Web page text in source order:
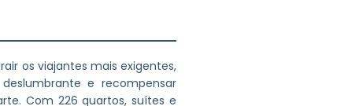
os viajantes mais exigentes,
e recompensar
Com 226 quartos, suítes e